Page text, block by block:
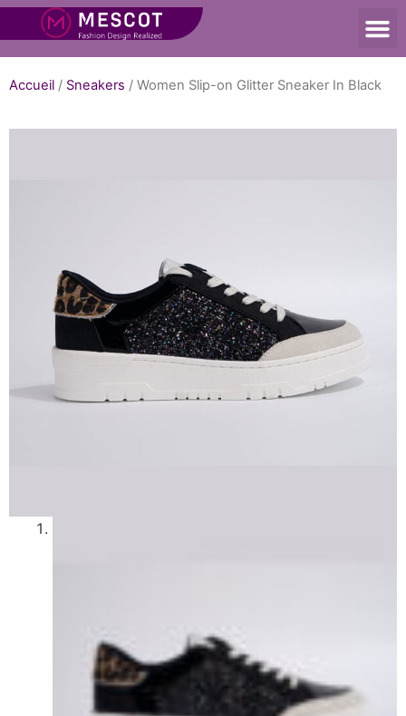
Accueil / Sneakers / Women Slip-on Glitter Sneaker In Black